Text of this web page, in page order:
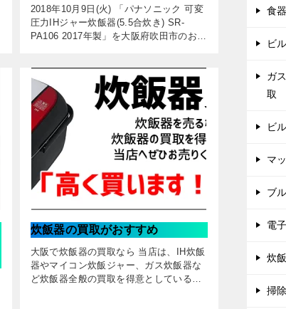
2018年10月9日(火) 「パナソニック 可変
圧力IHジャー炊飯器(5.5合炊き) SR-
PA106 2017年製」を大阪府吹田市のお客
た。 良 […]
炊飯器の買取がおすすめ
大阪で炊飯器の買取なら 当店は、IH炊飯
器やマイコン炊飯ジャー、ガス炊飯器な
ど炊飯器全般の買取を得意としている大
食
ビ
ガ
取
ビ
マ
ブ
電
炊
掃